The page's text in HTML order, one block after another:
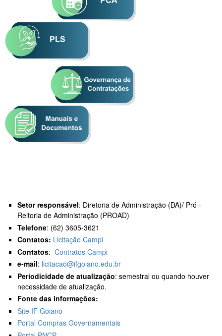
Setor responsável: Diretoria de Administração (DA)/ Pró -
Reitoria de Administração (PROAD)
Telefone: (62) 3605-3621
Contatos: Licitação Campi
Contatos: Contratos Campi
e-mail: licitacao@ifgoiano.edu.br
Periodicidade de atualização: semestral ou quando houver
necessidade de atualização.
Fonte das informações:
Site IF Goiano
Portal Compras Governamentais